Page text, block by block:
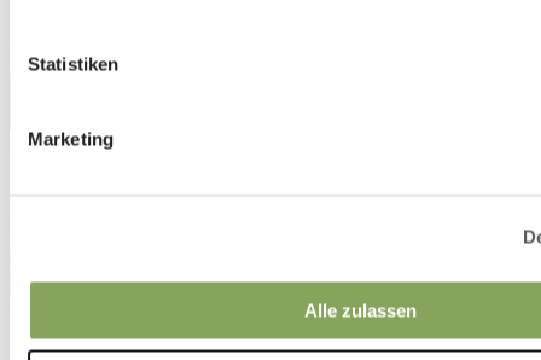
Statistiken
Marketing
Alle zulassen
5431
5472